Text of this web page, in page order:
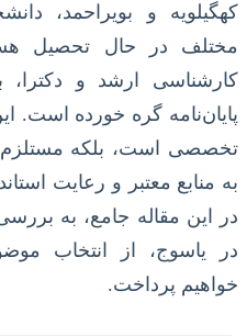
کهگیلویه و بویراحمد،
مختلف در حال تحصیل
کارشناسی ارشد و
پایان‌نامه گره خورده است.
تخصصی است، بلکه مستلزم
به منابع معتبر و رعایت
در این مقاله جامع، به
در یاسوج، از انتخاب
خواهیم پرداخت.